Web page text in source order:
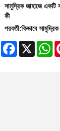
সামুদ্রিক জাহাজে একটি
কী
পরবর্তী:কিভাবে
Facebook
X